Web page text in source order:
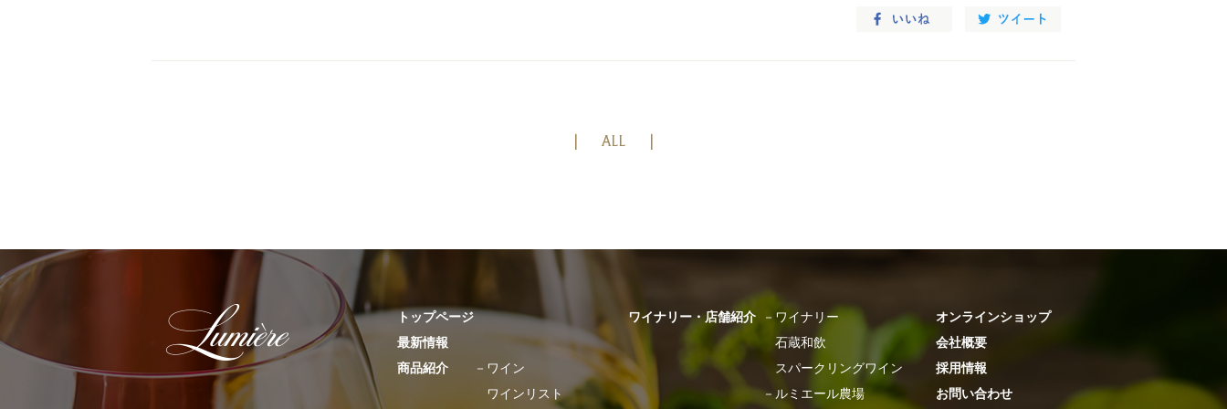
ALL
トップページ
最新情報
商品紹介
－ ワイン
ワインリスト
ワイナリー・店舗紹介 － ワイナリー
石蔵和飲
スパークリングワイン
－ ルミエール農場
オンラインショップ
会社概要
採用情報
お問い合わせ